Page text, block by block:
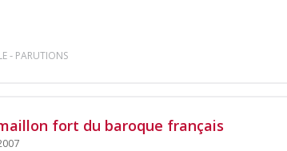
- PARUTIONS
fort du baroque français